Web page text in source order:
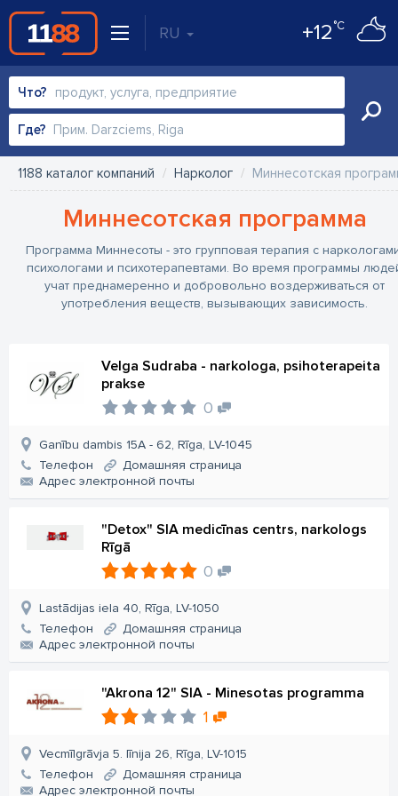
RU +12°C
Что?
Где?
1188 каталог компаний Нарколог Миннесотская
Миннесотская программа
Программа Миннесоты - это групповая терапия с
психологами и психотерапевтами. Во время программы
учат преднамеренно и добровольно воздерживаться от
употребления веществ, вызывающих зависимость.
Velga Sudraba - narkologa, psihoterapeita
prakse
0
Ganību dambis 15A - 62, Rīga, LV-1045
Телефон
Домашняя страница
Aдрес электронной почты
"Detox" SIA medicīnas centrs, narkologs
Rīgā
0
Lastādijas iela 40, Rīga, LV-1050
Телефон
Домашняя страница
Aдрес электронной почты
"Akrona 12" SIA - Minesotas programma
1
Vecmīlgrāvja 5. līnija 26, Rīga, LV-1015
Телефон
Домашняя страница
Aдрес электронной почты